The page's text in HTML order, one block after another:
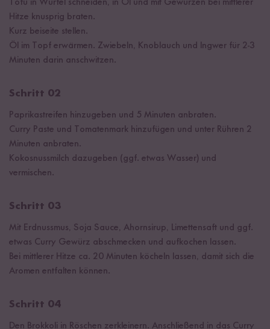
Tofu in Würfel schneiden, in Öl und mit Gewürzen bei mittlerer
Hitze knusprig braten.
Kurz beiseite stellen.
Öl im Topf erwärmen. Zwiebeln, Knoblauch und Ingwer für 2-3
Minuten darin anschwitzen.
Schritt 02
Paprikastreifen hinzugeben und 5 Minuten anbraten.
Curry Paste und Tomatenmark hinzufügen und unter Rühren 2
Minuten anbraten.
Kokosnussmilch dazugeben (ggf. etwas Wasser) und
vermischen.
Schritt 03
Mit Erdnussmus, Soja Sauce, Ahornsirup, Limettensaft und ggf.
etwas Curry Gewürz abschmecken und aufkochen lassen.
Bei mittlerer Hitze ca. 20 Minuten köcheln lassen, damit sich die
Aromen entfalten können.
Schritt 04
Den Brokkoli in Röschen zerkleinern. Anschließend in das Curry